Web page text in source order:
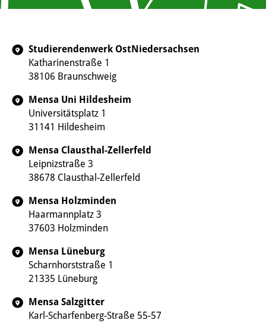
Studierendenwerk OstNiedersachsen
Katharinenstraße 1
38106 Braunschweig
Mensa Uni Hildesheim
Universitätsplatz 1
31141 Hildesheim
Mensa Clausthal-Zellerfeld
Leipnizstraße 3
38678 Clausthal-Zellerfeld
Mensa Holzminden
Haarmannplatz 3
37603 Holzminden
Mensa Lüneburg
Scharnhorststraße 1
21335 Lüneburg
Mensa Salzgitter
Karl-Scharfenberg-Straße 55-57